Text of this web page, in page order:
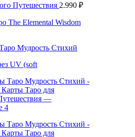
Путешествия 2.990 ₽